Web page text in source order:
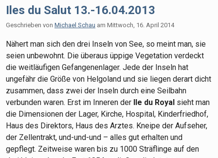
Iles du Salut 13.-16.04.2013
Geschrieben von Michael Schau am Mittwoch, 16. April 2014
Nähert man sich den drei Inseln von See, so meint man, sie
seien unbewohnt. Die überaus üppige Vegetation verdeckt
die weitläufigen Gefangenenlager. Jede der Inseln hat
ungefähr die Größe von Helgoland und sie liegen derart dicht
zusammen, dass zwei der Inseln durch eine Seilbahn
verbunden waren. Erst im Inneren der Ile du Royal sieht man
die Dimensionen der Lager, Kirche, Hospital, Kinderfriedhof,
Haus des Direktors, Haus des Arztes. Kneipe der Aufseher,
der Zellentrakt, und-und-und – alles gut erhalten und
gepflegt. Zeitweise waren bis zu 1000 Sträflinge auf den